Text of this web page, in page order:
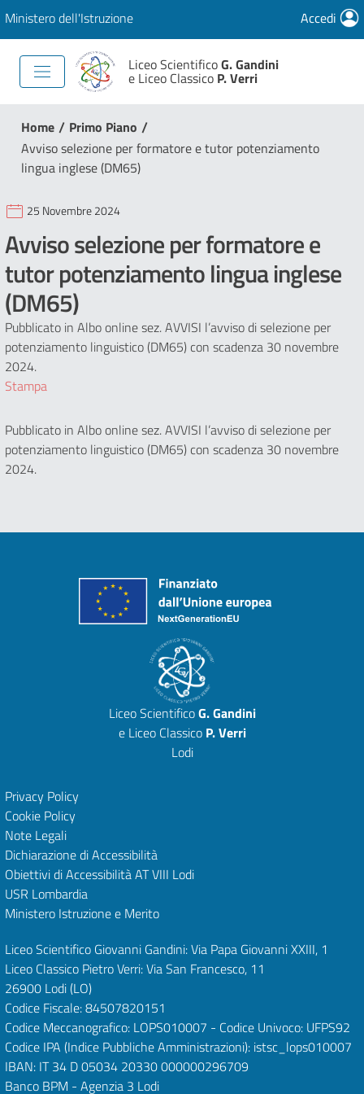
Ministero dell'Istruzione Accedi
Liceo ScientificoG. Gandini
e Liceo Classico P. Verri
Home / Primo Piano /
Avviso selezione per formatore e tutor potenziamento
lingua inglese (DM65)
25 Novembre 2024
Avviso selezione per formatore e
tutor potenziamento lingua inglese
(DM65)
Pubblicato in Albo online sez. AVVISI l’avviso di selezione per
potenziamento linguistico (DM65) con scadenza 30 novembre
2024.
Stampa
Pubblicato in Albo online sez. AVVISI l’avviso di selezione per
potenziamento linguistico (DM65) con scadenza 30 novembre
2024.
Liceo ScientificoG. Gandini
e Liceo Classico P. Verri
Lodi
Privacy Policy
Cookie Policy
Note Legali
Dichiarazione di Accessibilità
Obiettivi di AccessibilitàAT VIII Lodi
USR Lombardia
Ministero Istruzione e Merito
Liceo Scientifico Giovanni Gandini: Via Papa Giovanni XXIII, 1
Liceo Classico Pietro Verri: Via San Francesco, 11
26900 Lodi(LO)
Codice Fiscale: 84507820151
Codice Meccanografico: LOPS010007 - Codice Univoco: UFPS92
Codice IPA (Indice Pubbliche Amministrazioni): istsc_lops010007
IBAN: IT 34 D 05034 20330 000000296709
Banco BPM - Agenzia 3 Lodi